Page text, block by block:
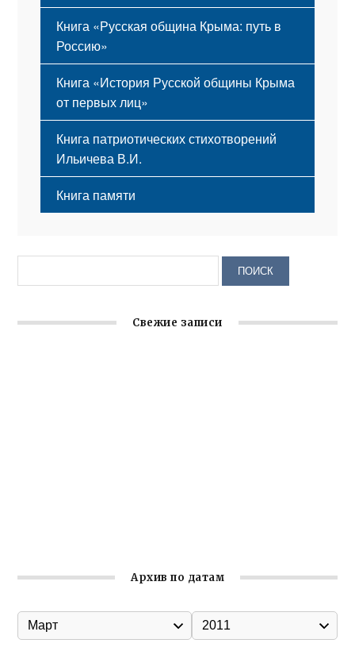
Книга «Русская община Крыма: путь в
Россию»
Книга «История Русской общины Крыма
от первых лиц»
Книга патриотических стихотворений
Ильичева В.И.
Книга памяти
Свежие записи
Архив по датам